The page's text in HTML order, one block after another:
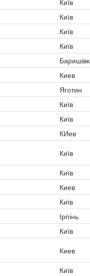
Київ
Київ
Київ
Київ
Киев
Яготин
Київ
Київ
КИев
Київ
Київ
Киев
Київ
Ірпінь
Київ
Киев
Київ